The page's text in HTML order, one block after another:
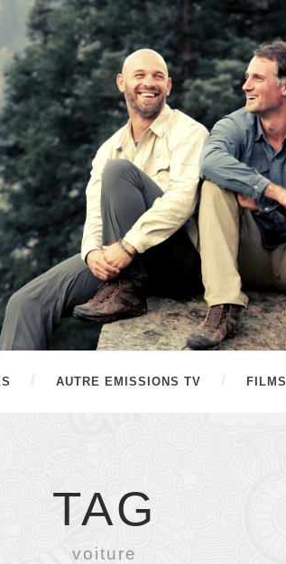
AUTRE EMISSIONS TV FILMS
TAG
voiture